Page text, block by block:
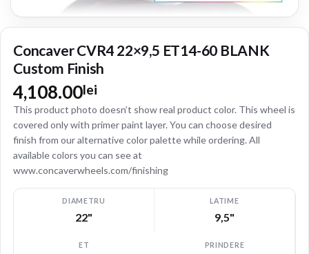
Concaver CVR4 22×9,5 ET14-60 BLANK
Custom Finish
4,108.00lei
This product photo doesn’t show real product color. This wheel is
covered only with primer paint layer. You can choose desired
finish from our alternative color palette while ordering. All
available colors you can see at
www.concaverwheels.com/finishing
DIAMETRU
22"
LATIME
9,5"
ET PRINDERE